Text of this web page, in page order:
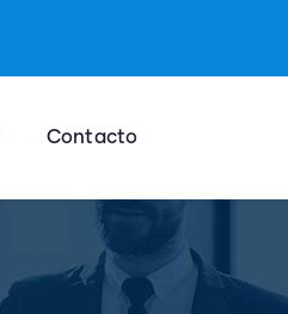
Contacto